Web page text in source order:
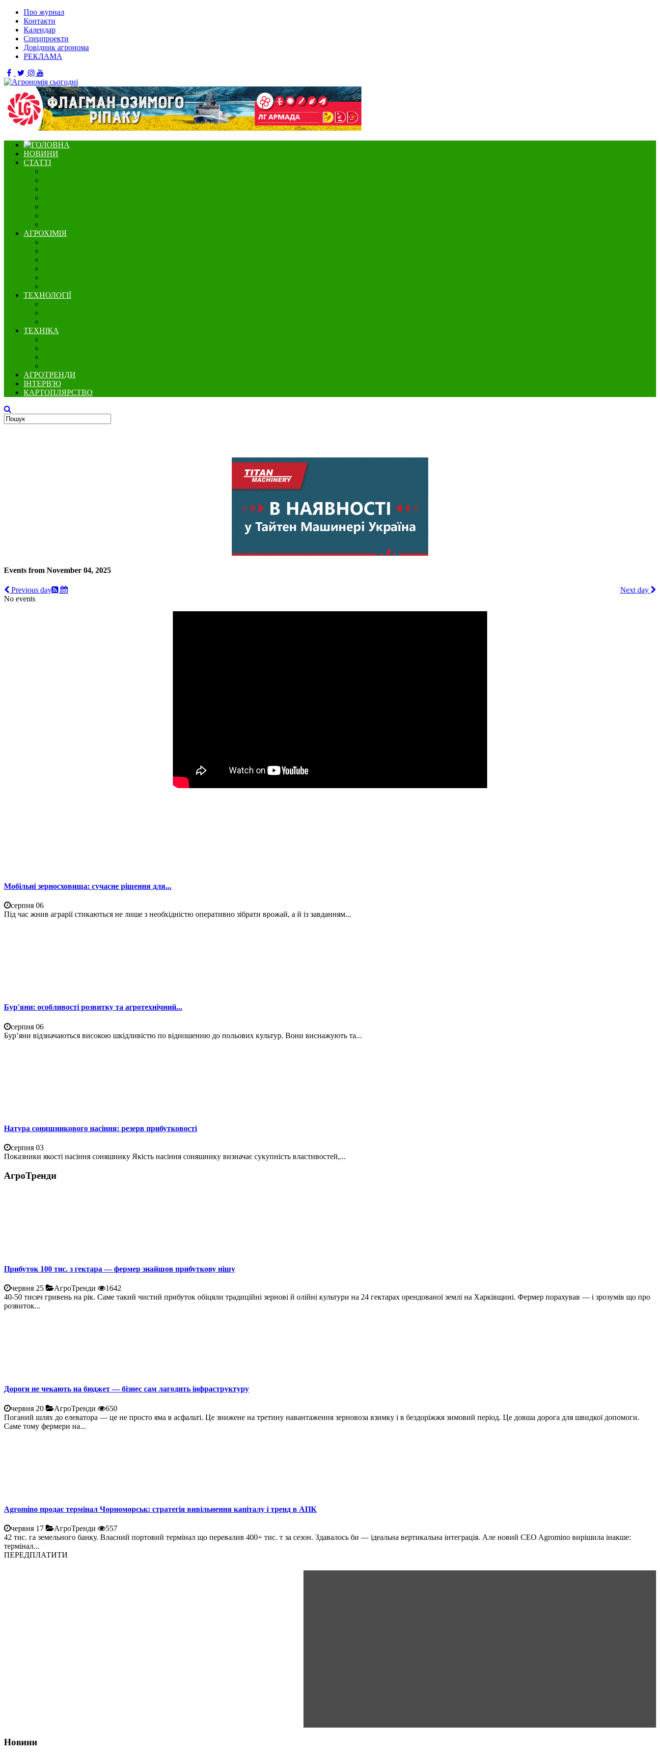
Про журнал
Контакти
Календар
Спецпроекти
Довідник агронома
РЕКЛАМА
НОВИНИ
СТАТТІ
АГРОХІМІЯ
ТЕХНОЛОГІЇ
ТЕХНІКА
АГРОТРЕНДИ
ІНТЕРВ'Ю
КАРТОПЛЯРСТВО
Events from November 04, 2025
Previous day
Next day
No events
Мобільні зерносховища: сучасне рішення для...
серпня 06
Під час жнив аграрії стикаються не лише з необхідністю оперативно зібрати врожай, а й із завданням...
Бур'яни: особливості розвитку та агротехнічний...
серпня 06
Бур’яни відзначаються високою шкідливістю по відношенню до польових культур. Вони виснажують та...
Натура соняшникового насіння: резерв прибутковості
серпня 03
Показники якості насіння соняшнику Якість насіння соняшнику визначає сукупність властивостей,...
АгроТренди
Прибуток 100 тис. з гектара — фермер знайшов прибуткову нішу
червня 25 АгроТренди
1642
40-50 тисяч гривень на рік. Саме такий чистий прибуток обіцяли традиційні зернові й олійні культури на 24 гектарах орендованої землі на Харківщині. Фермер порахував — і зрозумів що про
розвиток...
Дороги не чекають на бюджет — бізнес сам лагодить інфраструктуру
червня 20 АгроТренди
650
Поганий шлях до елеватора — це не просто яма в асфальті. Це знижене на третину навантаження зерновоза взимку і в бездоріжжя зимовий період. Це довша дорога для швидкої допомоги.
Саме тому фермери на...
Agromino продає термінал Чорноморськ: стратегія вивільнення капіталу і тренд в АПК
червня 17 АгроТренди
557
42 тис. га земельного банку. Власний портовий термінал що перевалив 400+ тис. т за сезон. Здавалось би — ідеальна вертикальна інтеграція. Але новий CEO Agromino вирішила інакше:
термінал...
ПЕРЕДПЛАТИТИ
Новини